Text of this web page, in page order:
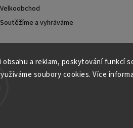
obsahu a reklam, poskytování funkcí
soubory cookies. Více
Velkoobchod
Soutěžíme a vyhráváme